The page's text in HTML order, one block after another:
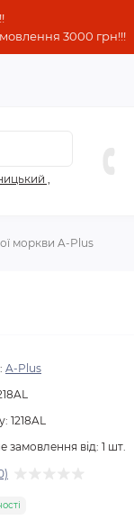
3000 грн!!!
,
моркви A-Plus
A-Plus
1218AL
замовлення від: 1 шт.